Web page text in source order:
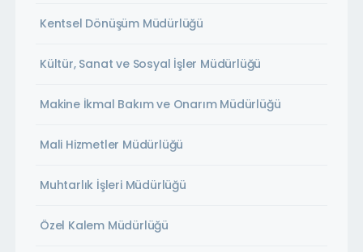
Kentsel Dönüşüm Müdürlüğü
Kültür, Sanat ve Sosyal İşler Müdürlüğü
Makine İkmal Bakım ve Onarım Müdürlüğü
Mali Hizmetler Müdürlüğü
Muhtarlık İşleri Müdürlüğü
Özel Kalem Müdürlüğü